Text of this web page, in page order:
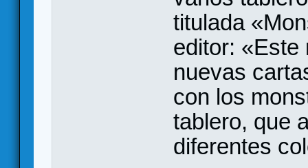
titulada
editor: «Este
nuevas
con los
tablero, que
diferentes